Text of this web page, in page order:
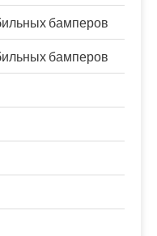
бамперов
бамперов